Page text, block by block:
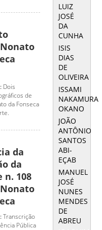
Dois
de
da Fonseca
da
da
n. 108
Transcrição
Pública
LUIZ
JOSÉ
DA
CUNHA
ISIS
DIAS
DE
OLIVEIRA
ISSAMI
NAKAMURA
OKANO
JOÃO
ANTÔNIO
SANTOS
ABI-
EÇAB
MANUEL
JOSÉ
NUNES
MENDES
DE
ABREU